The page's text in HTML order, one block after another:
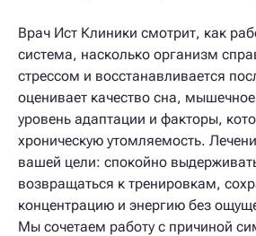
Врач Ист Клиники смотрит, как
система, насколько организм
стрессом и восстанавливается
оценивает качество сна,
уровень адаптации и факторы,
хроническую утомляемость.
вашей цели: спокойно
возвращаться к тренировкам,
концентрацию и энергию без
Мы сочетаем работу с причиной